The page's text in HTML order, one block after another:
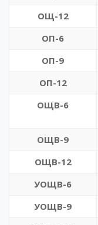
ОЩ-12
ОП-6
ОП-9
ОП-12
ОЩВ-6
ОЩВ-9
ОЩВ-12
УОЩВ-6
УОЩВ-9